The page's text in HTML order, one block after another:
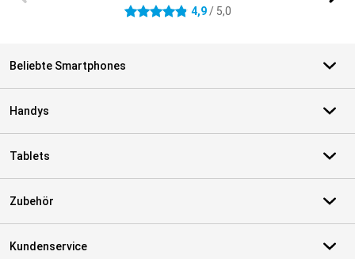
4.9 Sterne 4,9/ 5,0
Beliebte Smartphones
Handys
Tablets
Zubehör
Kundenservice